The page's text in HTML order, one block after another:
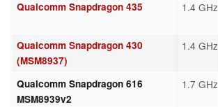
Qualcomm Snapdragon 435 1.4 GHz
Qualcomm Snapdragon 430
(MSM8937)
1.4 GHz
Qualcomm Snapdragon 616
MSM8939v2
1.7 GHz